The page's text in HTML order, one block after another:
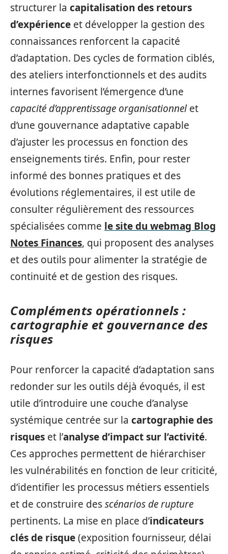
structurer la capitalisation des retours
d’expérience et développer la gestion des
connaissances renforcent la capacité
d’adaptation. Des cycles de formation ciblés,
des ateliers interfonctionnels et des audits
internes favorisent l’émergence d’une
capacité d’apprentissage organisationnelet
d’une gouvernance adaptative capable
d’ajuster les processus en fonction des
enseignements tirés. Enfin, pour rester
informé des bonnes pratiques et des
évolutions réglementaires, il est utile de
consulter régulièrement des ressources
spécialisées comme le site du webmag Blog
Notes Finances, qui proposent des analyses
et des outils pour alimenter la stratégie de
continuité et de gestion des risques.
Compléments opérationnels :
cartographie et gouvernance des
risques
Pour renforcer la capacité d’adaptation sans
redonder sur les outils déjà évoqués, il est
utile d’introduire une couche d’analyse
systémique centrée sur la cartographie des
risques et l’analyse d’impact sur l’activité.
Ces approches permettent de hiérarchiser
les vulnérabilités en fonction de leur criticité,
d’identifier les processus métiers essentiels
et de construire desscénarios de rupture
pertinents. La mise en place d’indicateurs
clés de risque(exposition fournisseur, délai